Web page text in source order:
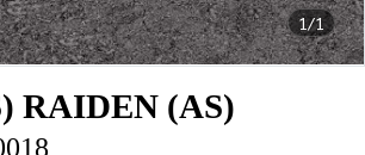
1/1
RAIDEN (AS)